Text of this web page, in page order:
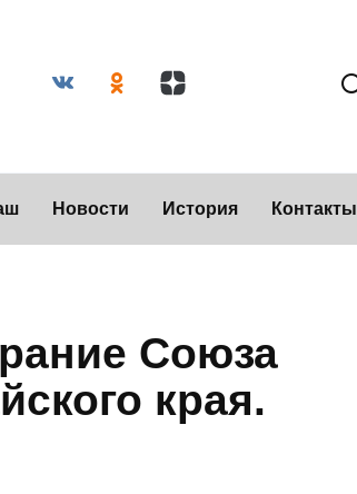
Новости История Контакты
Союза
края.